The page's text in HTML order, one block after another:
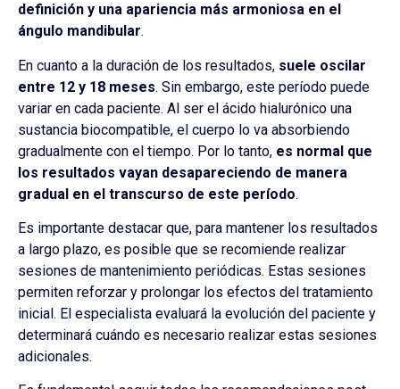
definición y una apariencia más armoniosa en el
ángulo mandibular.
En cuanto a la duración de los resultados, suele oscilar
entre 12 y 18 meses. Sin embargo, este período puede
variar en cada paciente. Al ser el ácido hialurónico una
sustancia biocompatible, el cuerpo lo va absorbiendo
gradualmente con el tiempo. Por lo tanto, es normal que
los resultados vayan desapareciendo de manera
gradual en el transcurso de este período.
Es importante destacar que, para mantener los resultados
a largo plazo, es posible que se recomiende realizar
sesiones de mantenimiento periódicas. Estas sesiones
permiten reforzar y prolongar los efectos del tratamiento
inicial. El especialista evaluará la evolución del paciente y
determinará cuándo es necesario realizar estas sesiones
adicionales.